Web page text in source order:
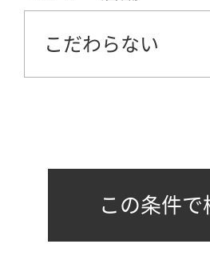
こだわらない
この条件で